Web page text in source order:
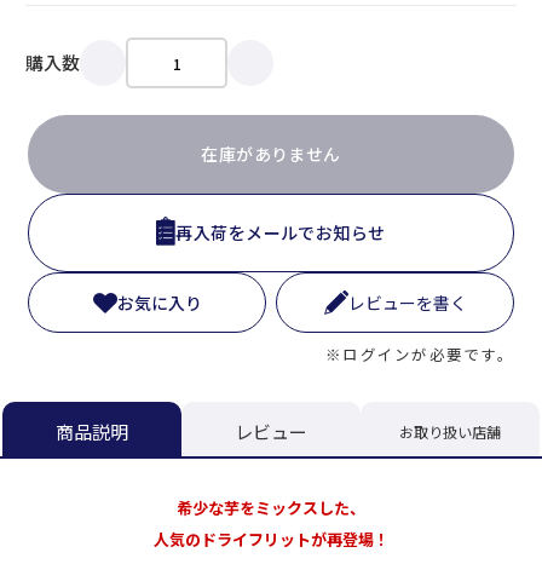
購入数
在庫がありません
お気に入り レビューを書く
※ログインが必要です。
再入荷をメールでお知らせ
商品説明 レビュー お取り扱い店舗
希少な芋をミックスした、
人気のドライフリットが再登場！